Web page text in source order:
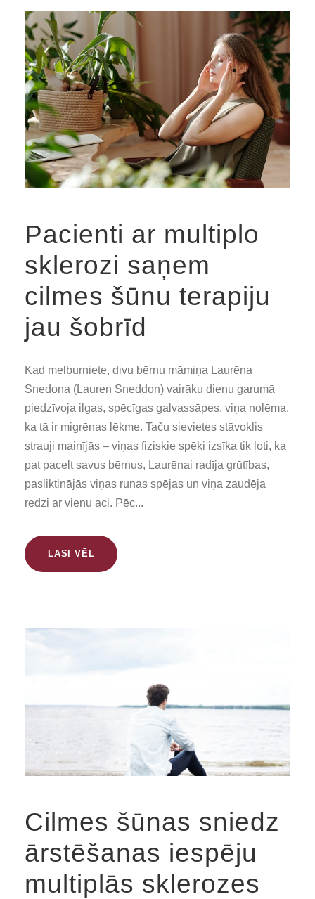
Pacienti ar multiplo
sklerozi saņem
cilmes šūnu terapiju
jau šobrīd
Kad melburniete, divu bērnu māmiņa Laurēna
Snedona (Lauren Sneddon) vairāku dienu garumā
piedzīvoja ilgas, spēcīgas galvassāpes, viņa nolēma,
ka tā ir migrēnas lēkme. Taču sievietes stāvoklis
strauji mainījās – viņas fiziskie spēki izsīka tik ļoti, ka
pat pacelt savus bērnus, Laurēnai radīja grūtības,
pasliktinājās viņas runas spējas un viņa zaudēja
redzi ar vienu aci. Pēc...
LASI VĒL
Cilmes šūnas sniedz
ārstēšanas iespēju
multiplās sklerozes